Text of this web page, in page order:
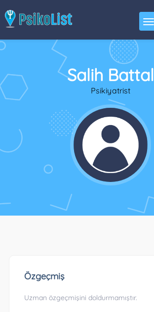
Salih Battal
Psikiyatrist
Özgeçmiş
Uzman özgeçmişini doldurmamıştır.